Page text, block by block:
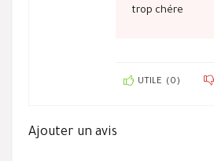
trop chére
UTILE (0)
Ajouter un avis